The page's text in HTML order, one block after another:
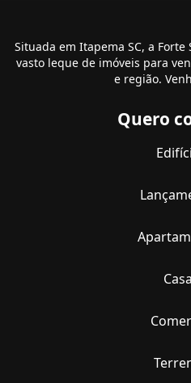
Situada em Itapema SC, a
vasto leque de imóveis para
e região.
Quero